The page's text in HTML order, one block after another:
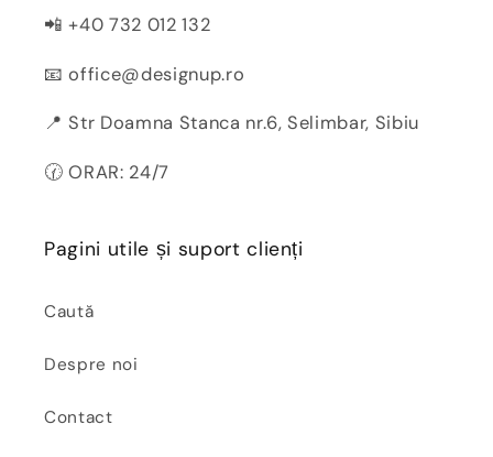
📲 +40 732 012 132
📧 office@designup.ro
📍 Str Doamna Stanca nr.6, Selimbar, Sibiu
🕜 ORAR: 24/7
Pagini utile și suport clienți
Caută
Despre noi
Contact